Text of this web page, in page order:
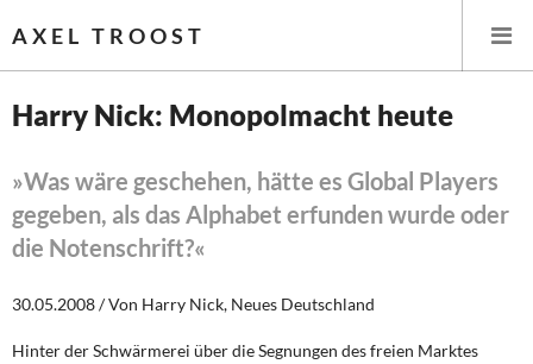
AXEL TROOST
Themen
Harry Nick: Monopolmacht heute
»Was wäre geschehen, hätte es Global Players
gegeben, als das Alphabet erfunden wurde oder
die Notenschrift?«
30.05.2008 / Von Harry Nick, Neues Deutschland
Hinter der Schwärmerei über die Segnungen des freien Marktes